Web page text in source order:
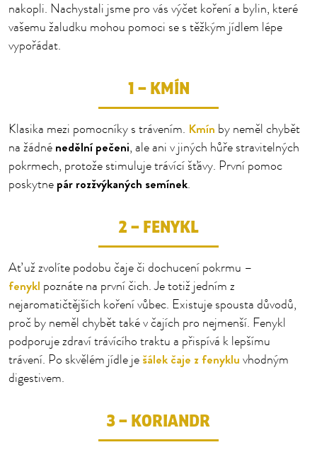
nakopli. Nachystali jsme pro vás výčet koření a bylin, které
vašemu žaludku mohou pomoci se s těžkým jídlem lépe
vypořádat.
1 – KMÍN
Klasika mezi pomocníky s trávením. Kmín by neměl chybět
na žádné nedělní pečeni, ale ani v jiných hůře stravitelných
pokrmech, protože stimuluje trávící šťávy. První pomoc
poskytne pár rozžvýkaných semínek.
2 – FENYKL
Ať už zvolíte podobu čaje či dochucení pokrmu –
fenykl poznáte na první čich. Je totiž jedním z
nejaromatičtějších koření vůbec. Existuje spousta důvodů,
proč by neměl chybět také v čajích pro nejmenší. Fenykl
podporuje zdraví trávícího traktu a přispívá k lepšímu
trávení. Po skvělém jídle je šálek čaje z fenyklu vhodným
digestivem.
3 – KORIANDR